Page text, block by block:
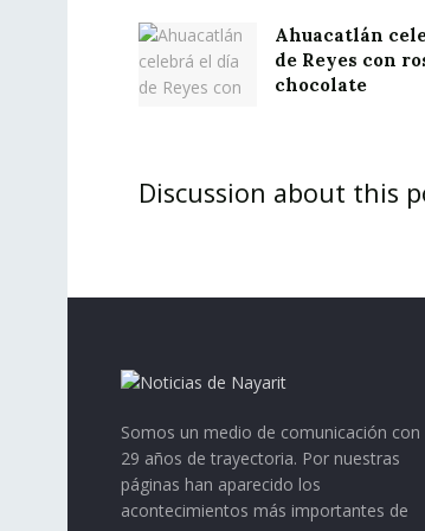
Ahuacatlán
de Reyes con
chocolate
Discussion about this
Somos un medio de comunicación con
29 años de trayectoria. Por nuestras
páginas han aparecido los
acontecimientos más importantes de